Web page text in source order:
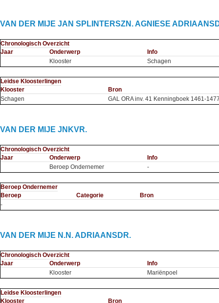
VAN DER MIJE JAN SPLINTERSZN. AGNIESE
Chronologisch Overzicht
Jaar
Onderwerp
Info
Klooster
Schagen
Leidse Kloosterlingen
Klooster
Bron
Schagen
GAL ORA inv. 41 Kenningboek 1461-
VAN DER MIJE JNKVR.
Chronologisch Overzicht
Jaar
Onderwerp
Info
Beroep Ondernemer
-
Beroep Ondernemer
Beroep
Categorie
Bron
-
VAN DER MIJE N.N. ADRIAANSDR.
Chronologisch Overzicht
Jaar
Onderwerp
Info
Klooster
Mariënpoel
Leidse Kloosterlingen
Klooster
Bron